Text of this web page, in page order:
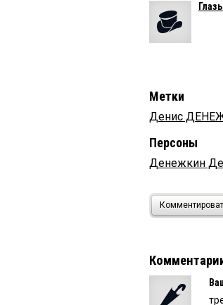
Метки
Денис
Персоны
Денежкин